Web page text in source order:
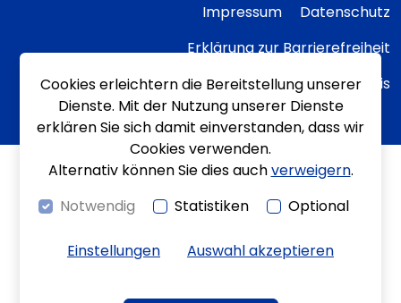
Impressum
Datenschutz
Erklärung zur Barrierefreiheit
Transparenzhinweis
Cookies erleichtern die Bereitstellung unserer
Dienste. Mit der Nutzung unserer Dienste
erklären Sie sich damit einverstanden, dass wir
Cookies verwenden.
Alternativ können Sie dies auchverweigern.
Notwendig
Statistiken Optional
Einstellungen Auswahl akzeptieren